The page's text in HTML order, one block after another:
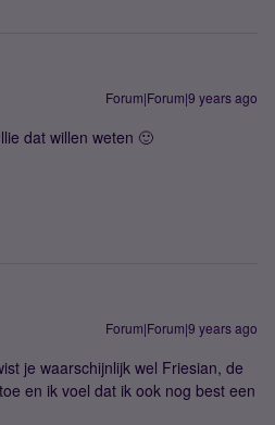
Forum|Forum|9 years ago
dat willen weten 🙂
Forum|Forum|9 years ago
je waarschijnlijk wel Friesian, de
en ik voel dat ik ook nog best een